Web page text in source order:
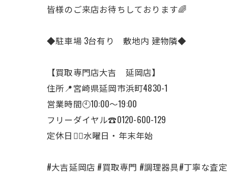
皆様のご来店お待ちしております🌈
◆駐車場 3台有り 敷地内 建物隣◆
【買取専門店大吉 延岡店】
住所📍宮崎県延岡市浜町4830-1
営業時間🕙10:00～19:00
フリーダイヤル☎️0120-600-129
定休日🙇‍♂️水曜日・年末年始
#大吉延岡店 #買取専門 #調理器具#丁寧な査